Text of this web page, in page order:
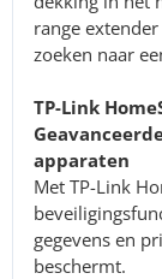
range
zoeken naar
TP-Link
apparaten
Met TP-Link
gegevens en
beschermt.